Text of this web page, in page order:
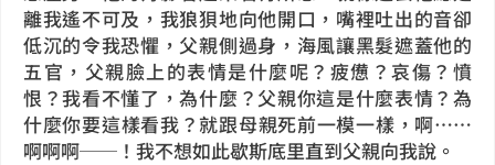
離我遙不可及，我狼狽地向他開口，嘴裡吐出的音卻
低沉的令我恐懼，父親側過身，海風讓黑髮遮蓋他的
五官，父親臉上的表情是什麼呢？疲憊？哀傷？憤
恨？我看不懂了，為什麼？父親你這是什麼表情？為
什麼你要這樣看我？就跟母親死前一模一樣，啊⋯⋯
啊啊啊──！我不想如此歇斯底里直到父親向我說。